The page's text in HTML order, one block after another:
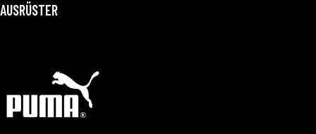
AUSRÜSTER